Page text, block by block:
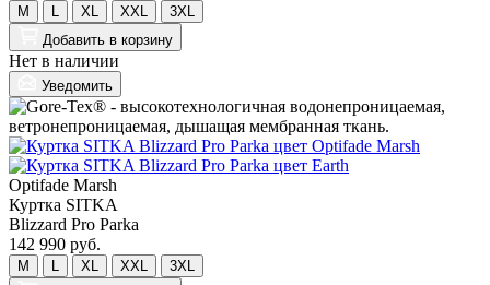
M XL XXL
3XL
Добавить в корзину
Нет в наличии
Уведомить
Optifade Marsh
Куртка SITKA
Blizzard Pro Parka
142 990 руб.
M XL XXL 3XL